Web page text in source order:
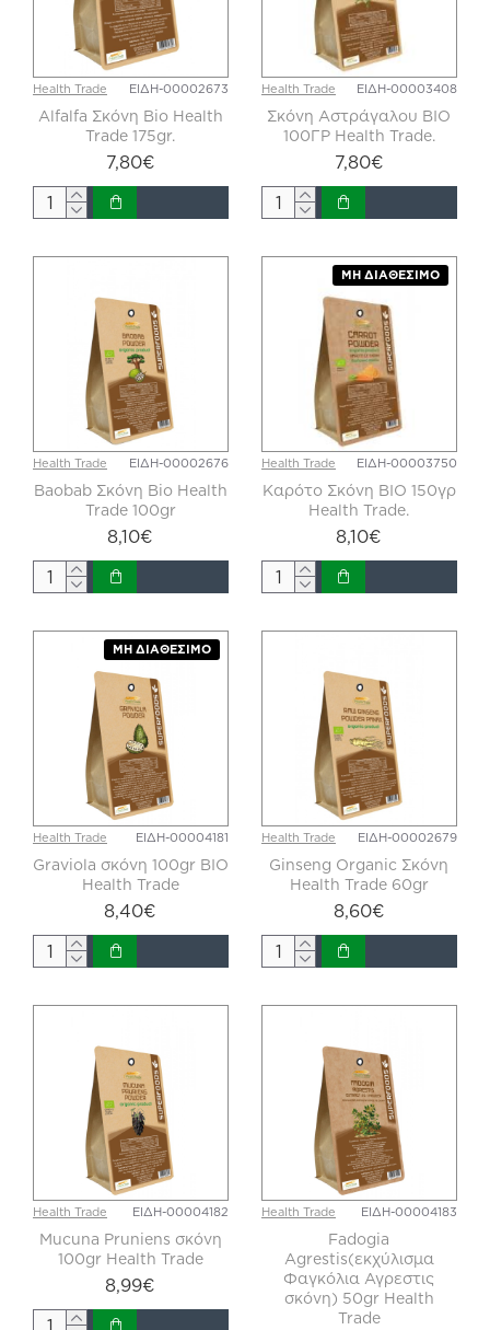
Health Trade ΕΙΔΗ-00002673
Alfalfa Σκόνη Bio Health
Trade 175gr.
7,80€
Health Trade ΕΙΔΗ-00003408
Σκόνη Αστράγαλου BIO
100ΓΡ Health Trade.
7,80€
Health Trade ΕΙΔΗ-00002676
Baobab Σκόνη Bio Health
Trade 100gr
8,10€
ΜΗ ΔΙΑΘΈΣΙΜΟ
Health Trade ΕΙΔΗ-00003750
Καρότο Σκόνη ΒΙΟ 150γρ
Health Trade.
8,10€
ΜΗ ΔΙΑΘΈΣΙΜΟ
Health Trade ΕΙΔΗ-00004181
Graviola σκόνη 100gr BIO
Health Trade
8,40€
Health Trade ΕΙΔΗ-00002679
Ginseng Organic Σκόνη
Health Trade 60gr
8,60€
Health Trade ΕΙΔΗ-00004182
Mucuna Pruniens σκόνη
100gr Health Trade
8,99€
Health Trade ΕΙΔΗ-00004183
Fadogia
Agrestis(εκχύλισμα
Φαγκόλια Αγρεστις
σκόνη) 50gr Health
Trade